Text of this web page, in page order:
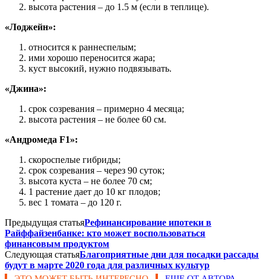
высота растения – до 1.5 м (если в теплице).
«Лоджейн»:
относится к раннеспелым;
ими хорошо переносится жара;
куст высокий, нужно подвязывать.
«Джина»:
срок созревания – примерно 4 месяца;
высота растения – не более 60 см.
«Андромеда F1»:
скороспелые гибриды;
срок созревания – через 90 суток;
высота куста – не более 70 см;
1 растение дает до 10 кг плодов;
вес 1 томата – до 120 г.
Предыдущая статьяРефинансирование ипотеки в
Райффайзенбанке: кто может воспользоваться
финансовым продуктом
Следующая статьяБлагоприятные дни для посадки рассады
будут в марте 2020 года для различных культур